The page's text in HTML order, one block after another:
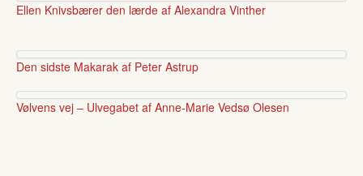
Ellen Knivsbærer den lærde af Alexandra Vinther
Den sidste Makarak af Peter Astrup
Vølvens vej – Ulvegabet af Anne-Marie Vedsø Olesen